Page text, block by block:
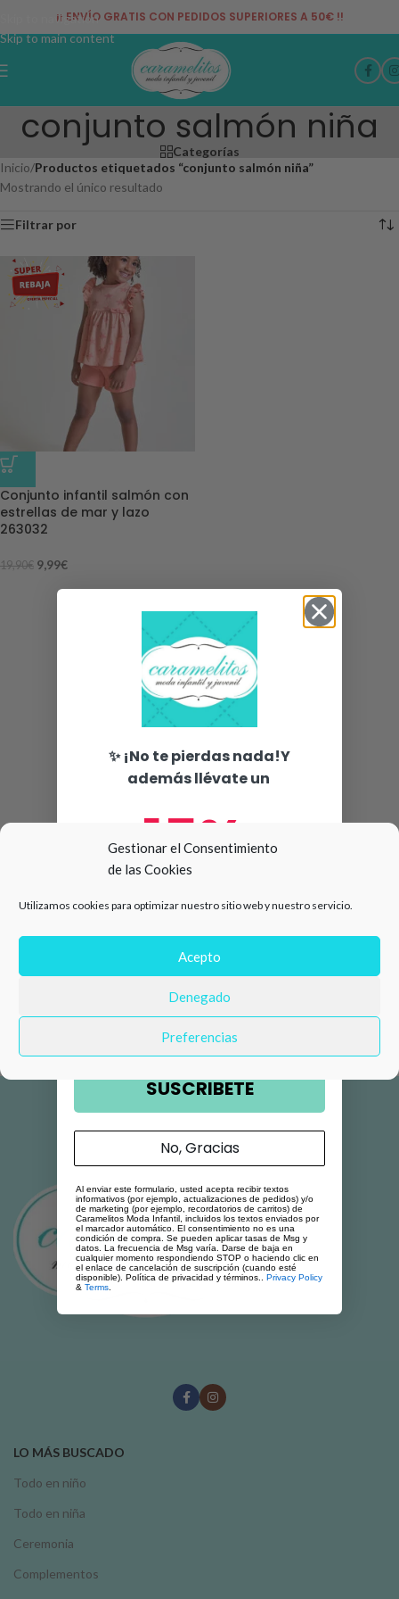
Gestionar el Consentimiento
de las Cookies
Utilizamos cookies para optimizar nuestro sitio web y nuestro servicio.
Acepto
Denegado
Preferencias
Skip to navigation
Skip to main content
¡¡ ENVÍO GRATIS CON PEDIDOS SUPERIORES A 50€ !!
conjunto salmón niña
Categorías
Inicio/Productos etiquetados “conjunto salmón niña”
Mostrando el único resultado
Filtrar por
-50%
Conjunto infantil salmón con
estrellas de mar y lazo
263032
19,90€ 9,99€
LO MÁS BUSCADO
Todo en niño
Todo en niña
Ceremonia
Complementos
✨ ¡No te pierdas nada!Y
además llévate un
15%
compra 🛍️
Número de teléfono
Email
SUSCRIBETE
No, Gracias
Al enviar este formulario, usted acepta recibir textos
informativos (por ejemplo, actualizaciones de pedidos) y/o
de marketing (por ejemplo, recordatorios de carritos) de
Caramelitos Moda Infantil, incluidos los textos enviados por
el marcador automático. El consentimiento no es una
condición de compra. Se pueden aplicar tasas de Msg y
datos. La frecuencia de Msg varía. Darse de baja en
cualquier momento respondiendo STOP o haciendo clic en
el enlace de cancelación de suscripción (cuando esté
disponible). Política de privacidad y términos.. Privacy Policy
& Terms